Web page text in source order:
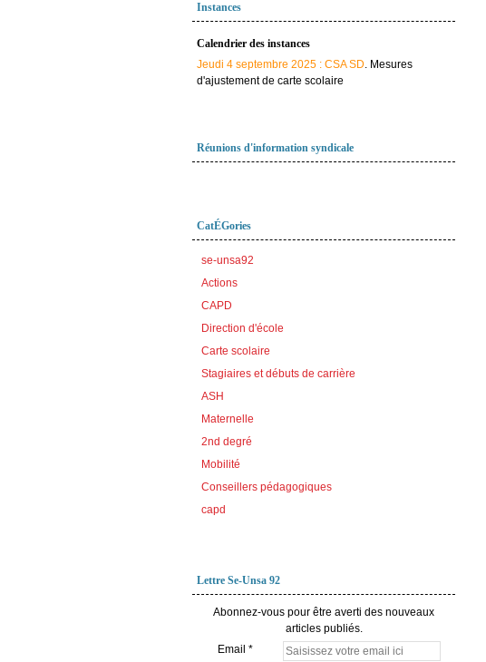
Instances
Calendrier des instances
Jeudi 4 septembre 2025 : CSA SD. Mesures
d'ajustement de carte scolaire
Réunions d'information syndicale
CatÉGories
se-unsa92
Actions
CAPD
Direction d'école
Carte scolaire
Stagiaires et débuts de carrière
ASH
Maternelle
2nd degré
Mobilité
Conseillers pédagogiques
capd
Lettre Se-Unsa 92
Abonnez-vous pour être averti des nouveaux
articles publiés.
Email